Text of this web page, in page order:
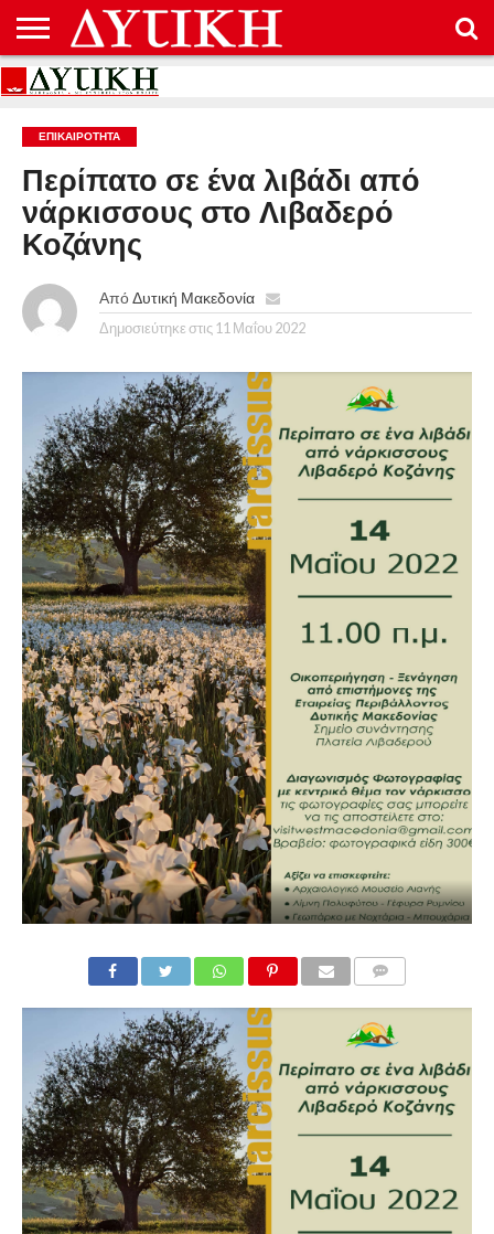
ΑΡΧΙΚΉ
ΕΠΙΚΟΙΝΩΝΊΑ
ΌΡΟΙ
ΠΡΟΣΤΑΣΊΑ
ΔΕΔΟΜΈΝΩΝ
ΕΠΙΚΑΙΡΟΤΗΤΑ
Περίπατο σε ένα λιβάδι από
νάρκισσους στο Λιβαδερό
Κοζάνης
Από Δυτική Μακεδονία
Δημοσιεύτηκε στις 11 Μαΐου 2022